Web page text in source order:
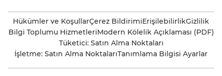
Hükümler ve KoşullarÇerez BildirimiErişilebilirlikGizlilik
Bilgi Toplumu HizmetleriModern Kölelik Açıklaması (PDF)
Tüketici: Satın Alma Noktaları
İşletme: Satın Alma NoktalarıTanımlama Bilgisi Ayarlar